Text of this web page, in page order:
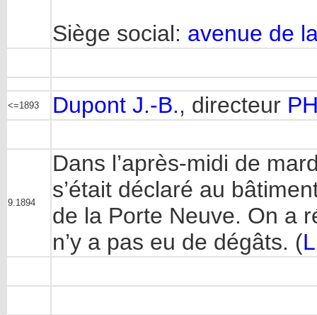
Siège social: avenue de
<=1893 Dupont J.-B., directeur
9.1894
Dans l’après-midi de
s’était déclaré au
de la Porte Neuve. On a
n’y a pas eu de dégâts. (